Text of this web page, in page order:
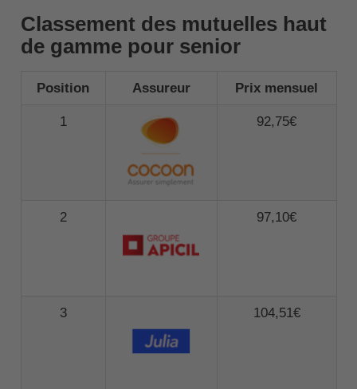
Classement des mutuelles haut
de gamme pour senior
Position Assureur Prix mensuel
1 92,75€
2 97,10€
3 104,51€